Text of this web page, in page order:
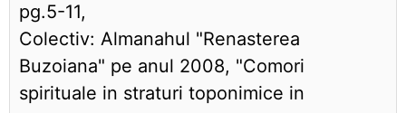
pg.5-11,
Colectiv: Almanahul "Renasterea
Buzoiana" pe anul 2008, "Comori
spirituale in straturi toponimice in